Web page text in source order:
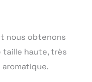
nous obtenons
taille haute, très